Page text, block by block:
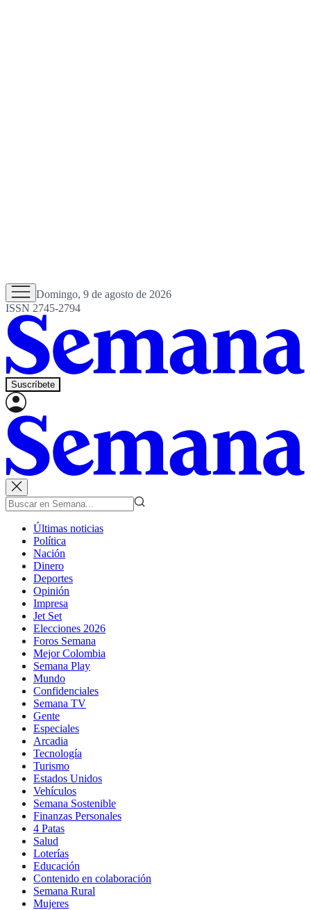
Domingo, 9 de agosto de 2026
ISSN 2745-2794
Suscríbete
Últimas noticias
Política
Nación
Dinero
Deportes
Opinión
Impresa
Jet Set
Elecciones 2026
Foros Semana
Mejor Colombia
Semana Play
Mundo
Confidenciales
Semana TV
Gente
Especiales
Arcadia
Tecnología
Turismo
Estados Unidos
Vehículos
Semana Sostenible
Finanzas Personales
4 Patas
Salud
Loterías
Educación
Contenido en colaboración
Semana Rural
Mujeres